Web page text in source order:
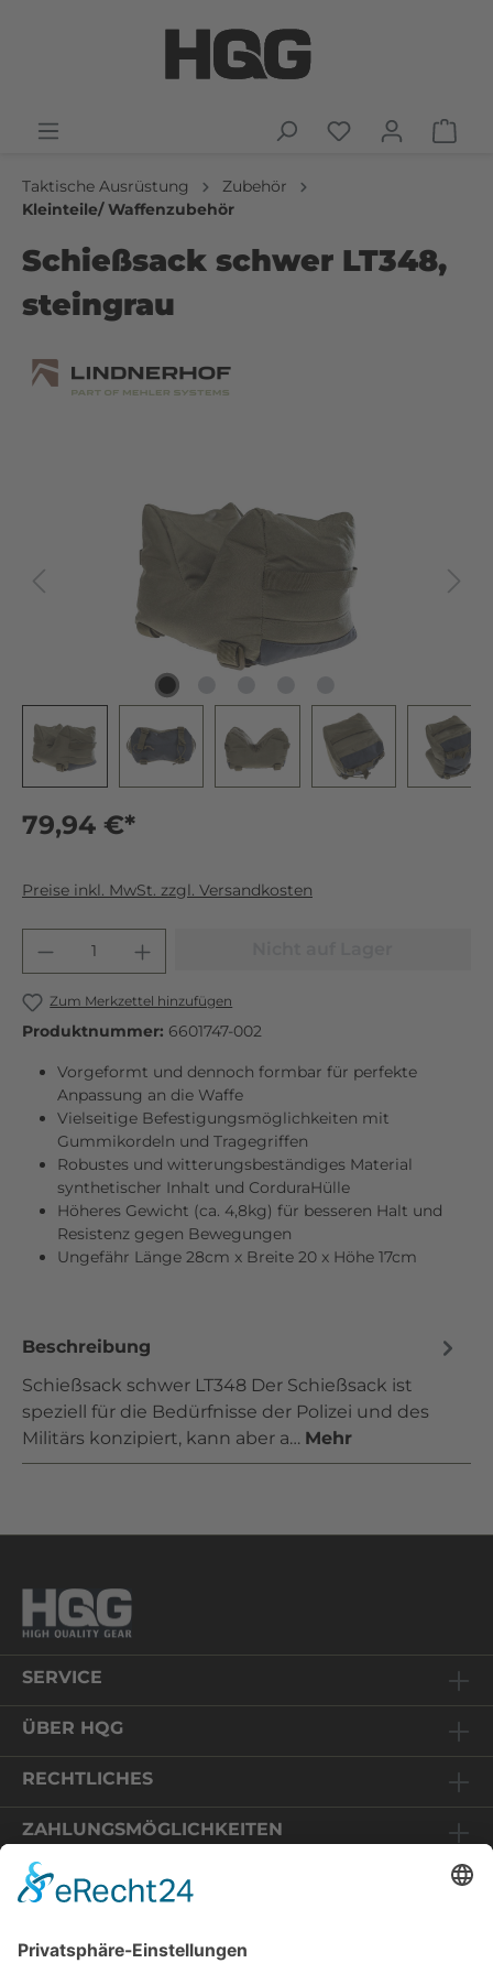
Relaunch HQG-Shop
Taktische Ausrüstung
Zubehör
Kleinteile/ Waffenzubehör
Schießsack schwer LT348,
steingrau
79,94 €*
Preise inkl. MwSt. zzgl. Versandkosten
Zum Merkzettel hinzufügen
Produktnummer: 6601747-002
Vorgeformt und dennoch formbar für perfekte
Anpassung an die Waffe
Vielseitige Befestigungsmöglichkeiten mit
Gummikordeln und Tragegriffen
Robustes und witterungsbeständiges Material
synthetischer Inhalt und CorduraHülle
Höheres Gewicht (ca. 4,8kg) für besseren Halt und
Resistenz gegen Bewegungen
Ungefähr Länge 28cm x Breite 20 x Höhe 17cm
Beschreibung
Schießsack schwer LT348 Der Schießsack ist
speziell für die Bedürfnisse der Polizei und des
Militärs konzipiert, kann aber a… Mehr
SERVICE
ÜBER HQG
RECHTLICHES
ZAHLUNGSMÖGLICHKEITEN
Sie befinden sich auf einem Online-Shop in Deutschland.